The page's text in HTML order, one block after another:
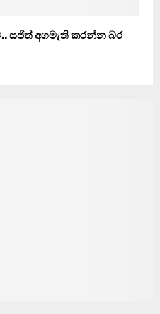
සජිත් අගමැති කරන්න බර